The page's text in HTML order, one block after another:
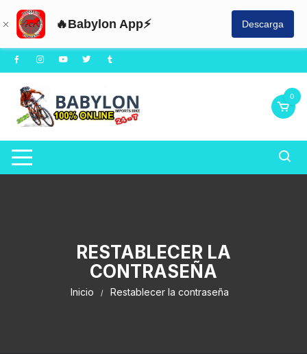
🔥Babylon App⚡ Descarga
Saltar
al
contenido
0
RESTABLECER LA
CONTRASEÑA
Inicio Restablecer la contraseña